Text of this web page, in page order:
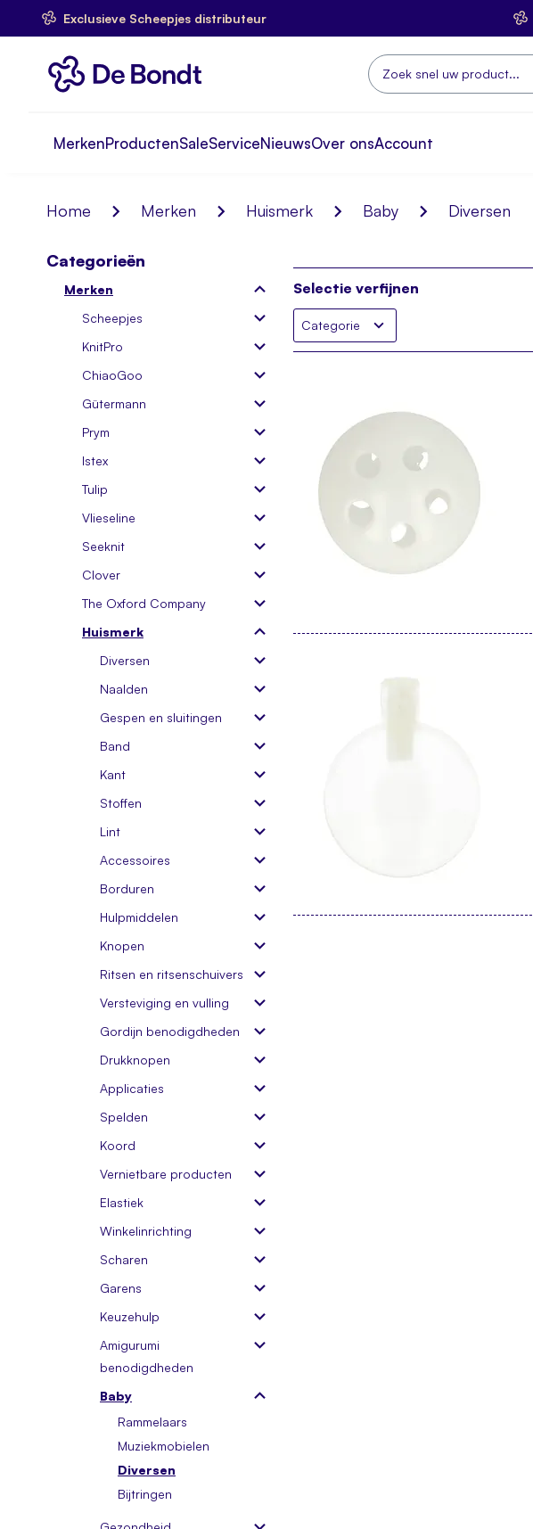
Exclusieve Scheepjes distributeur
Ga
naar
inhoud
Zoek
MerkenProductenSaleServiceNieuwsOver onsAccount
Home Merken Huismerk Baby Diversen
Selectie verfijnen
Categorie
Categorieën
Merken
Scheepjes
KnitPro
ChiaoGoo
Gütermann
Prym
Istex
Tulip
Vlieseline
Seeknit
Clover
The Oxford Company
Huismerk
Diversen
Naalden
Gespen en sluitingen
Band
Kant
Stoffen
Lint
Accessoires
Borduren
Hulpmiddelen
Knopen
Ritsen en ritsenschuivers
Versteviging en vulling
Gordijn benodigdheden
Drukknopen
Applicaties
Spelden
Koord
Vernietbare producten
Elastiek
Winkelinrichting
Scharen
Garens
Keuzehulp
Amigurumi
benodigdheden
Baby
Rammelaars
Muziekmobielen
Diversen
Bijtringen